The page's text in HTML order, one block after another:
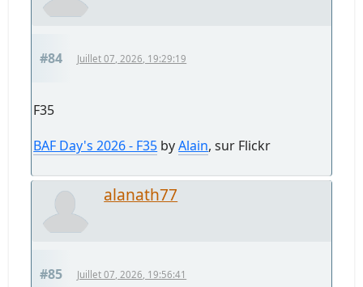
#84 Juillet 07, 2026, 19:29:19
F35
BAF Day's 2026 - F35 byAlain, sur Flickr
alanath77
#85 Juillet 07, 2026, 19:56:41